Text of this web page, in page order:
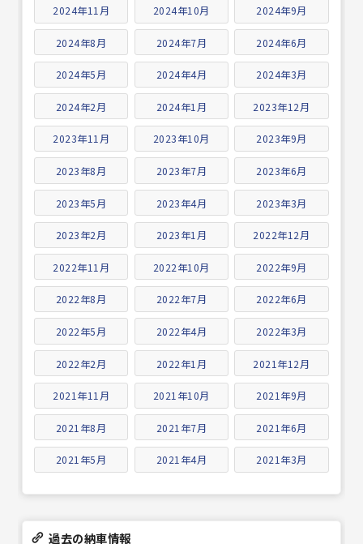
2024年11月 2024年10月 2024年9月
2024年8月 2024年7月 2024年6月
2024年5月 2024年4月 2024年3月
2024年2月 2024年1月 2023年12月
2023年11月 2023年10月 2023年9月
2023年8月 2023年7月 2023年6月
2023年5月 2023年4月 2023年3月
2023年2月 2023年1月 2022年12月
2022年11月 2022年10月 2022年9月
2022年8月 2022年7月 2022年6月
2022年5月 2022年4月 2022年3月
2022年2月 2022年1月 2021年12月
2021年11月 2021年10月 2021年9月
2021年8月 2021年7月 2021年6月
2021年5月 2021年4月 2021年3月
過去の納車情報